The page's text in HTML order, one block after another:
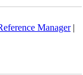
Manager|